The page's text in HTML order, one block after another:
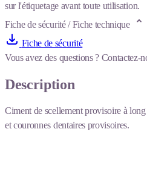
sur l'étiquetage avant toute utilisation.
Fiche de sécurité / Fiche technique
Fiche de sécurité
Vous avez des questions ? Contactez-
Description
Ciment de scellement provisoire à
et couronnes dentaires provisoires.